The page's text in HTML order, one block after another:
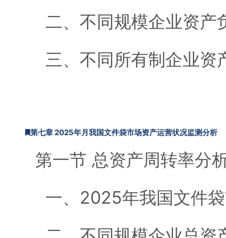
二、不同规模企业资产
三、不同所有制企业资
第七章 2025年月我国文件袋市场资产运营状况监测分析
第一节 总资产周转率分
一、2025年我国文件